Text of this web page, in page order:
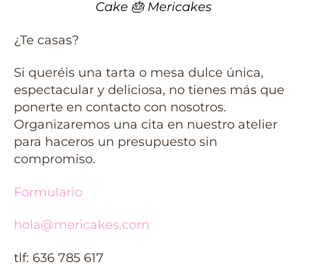
Cake 🎂 Mericakes
¿Te casas?
Si queréis una tarta o mesa dulce única,
espectacular y deliciosa, no tienes más que
ponerte en contacto con nosotros.
Organizaremos una cita en nuestro atelier
para haceros un presupuesto sin
compromiso.
Formulario
hola@mericakes.com
tlf: 636 785 617